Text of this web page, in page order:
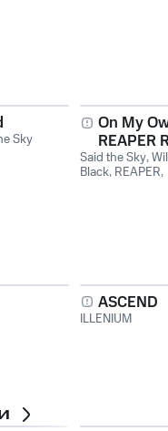
Sky
On My
REAPER
Said the Sky,
Black, REAPER,
ASCEND
ILLENIUM